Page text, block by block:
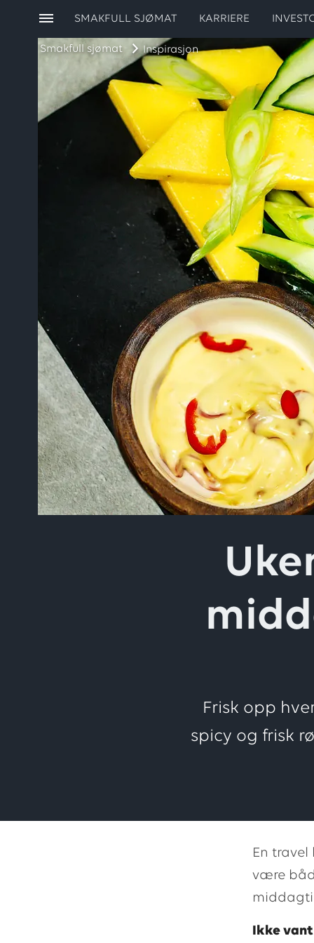
Smakfull sjømat Inspirasjon
SMAKFULL SJØMAT KARRIERE
Skriv inn søket i feltet
Frisk opp
spicy og frisk
En
være
Ikke